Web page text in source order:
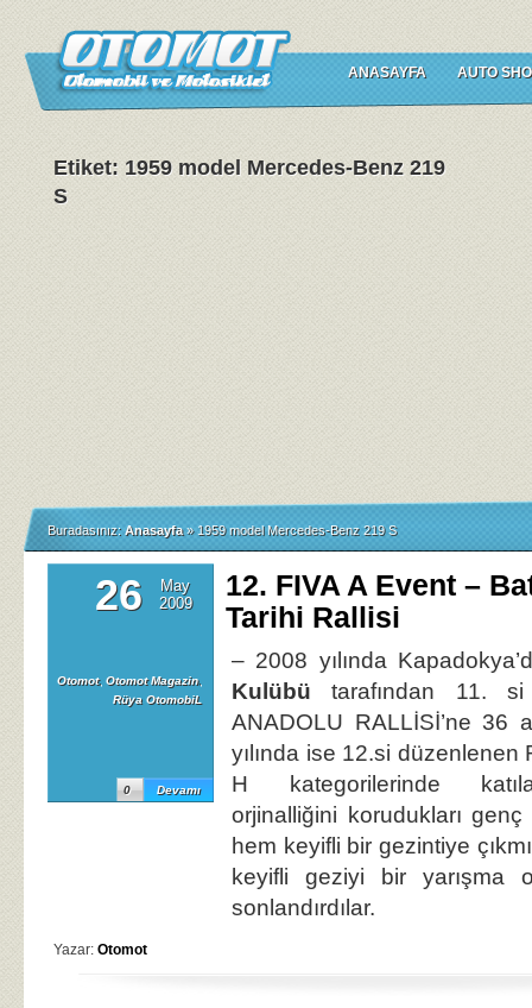
ANASAYFA AUTO
Etiket: 1959 model Mercedes-Benz 219
S
Buradasınız: Anasayfa » 1959 model Mercedes-Benz 219 S
26
May
2009
Otomot, Otomot Magazin,
Rüya OtomobiL
Devamı
0
12. FIVA A Event –
Tarihi Rallisi
– 2008 yılında
Kulübü tarafından 11.
ANADOLU RALLİSİ’ne 36
yılında ise 12.si düzenlenen
H kategorilerinde
orjinalliğini korudukları genç
hem keyifli bir gezintiye
keyifli geziyi bir yarışma
sonlandırdılar.
Yazar: Otomot